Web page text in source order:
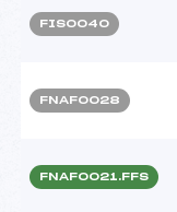
FIS0040
FNAF0028
FNAF0021.FFS